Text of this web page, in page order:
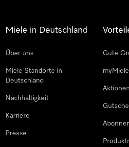
Miele in Deutschland
Über uns
Miele Standorte in
Deutschland
Nachhaltigkeit
Karriere
Presse
Gute
Aktionen